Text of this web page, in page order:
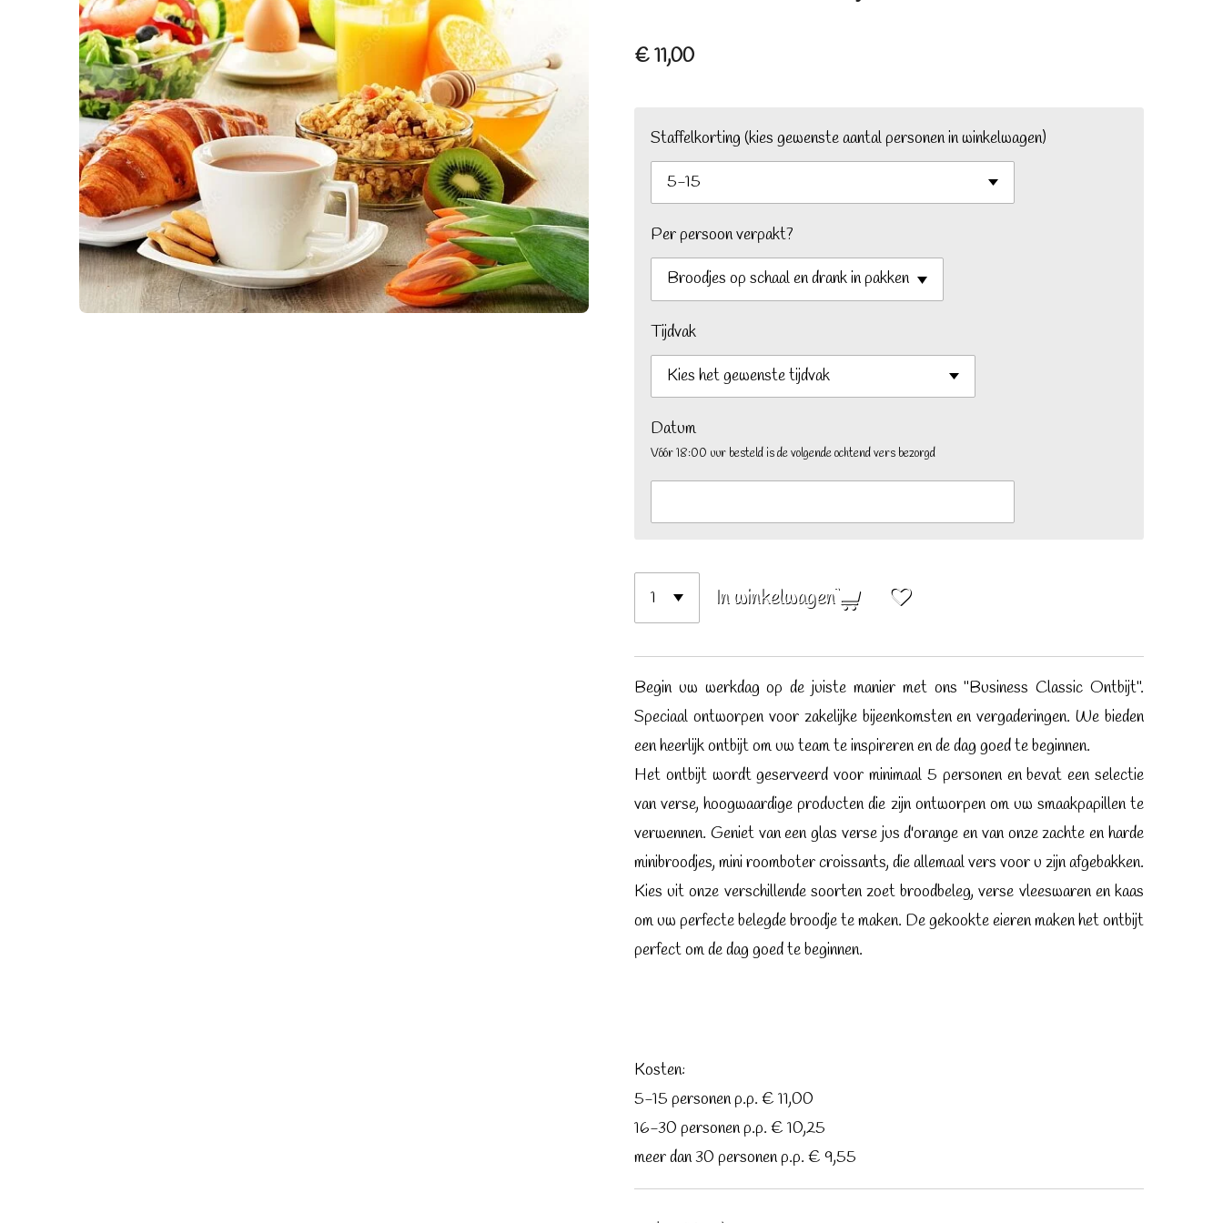
€ 11,00
Staffelkorting (kies gewenste aantal personen in winkelwagen)
Per persoon verpakt?
Tijdvak
Datum
Vóór 18:00 uur besteld is de volgende ochtend vers bezorgd
In winkelwagen
Begin uw werkdag op de juiste manier met ons "Business Classic Ontbijt".
Speciaal ontworpen voor zakelijke bijeenkomsten en vergaderingen. We bieden
een heerlijk ontbijt om uw team te inspireren en de dag goed te beginnen.
Het ontbijt wordt geserveerd voor minimaal 5 personen en bevat een selectie
van verse, hoogwaardige producten die zijn ontworpen om uw smaakpapillen te
verwennen. Geniet van een glas verse jus d'orange en van onze zachte en harde
minibroodjes, mini roomboter croissants, die allemaal vers voor u zijn afgebakken.
Kies uit onze verschillende soorten zoet broodbeleg, verse vleeswaren en kaas
om uw perfecte belegde broodje te maken. De gekookte eieren maken het ontbijt
perfect om de dag goed te beginnen.
Kosten:
5-15 personen p.p. € 11,00
16-30 personen p.p. € 10,25
meer dan 30 personen p.p. € 9,55